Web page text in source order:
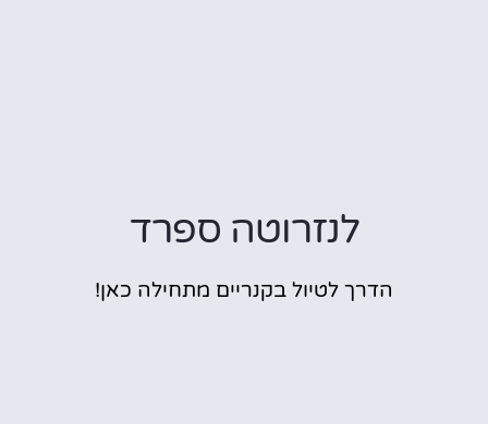
לנזרוטה ספרד
הדרך לטיול בקנריים מתחילה כאן!